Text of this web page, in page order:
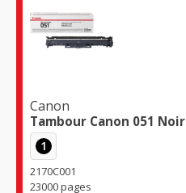
Canon
Tambour Canon 051 Noir
1
2170C001
23000 pages